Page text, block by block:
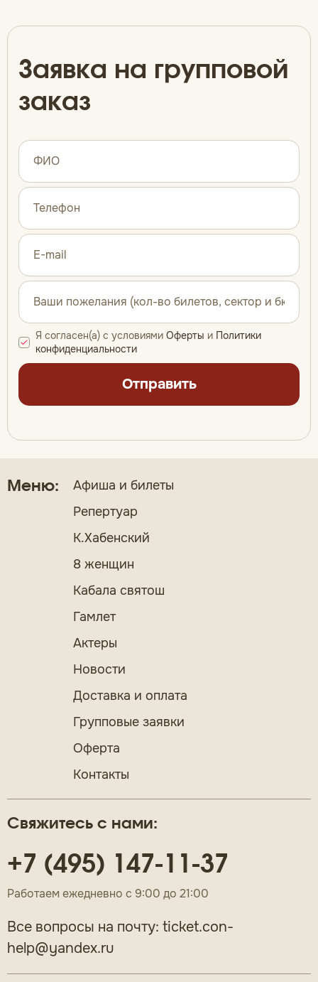
Заявка на групповой
заказ
Я согласен(а) с условиями Оферты и Политики
конфиденциальности
Отправить
Свяжитесь с нами:
+7 (495) 147-11-37
Работаем ежедневно с 9:00 до 21:00
Все вопросы на почту: ticket.con-
help@yandex.ru
Меню:
Афиша и билеты
Репертуар
К.Хабенский
8 женщин
Кабала святош
Гамлет
Актеры
Новости
Доставка и оплата
Групповые заявки
Оферта
Контакты